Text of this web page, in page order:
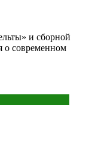
и сборной
о современном